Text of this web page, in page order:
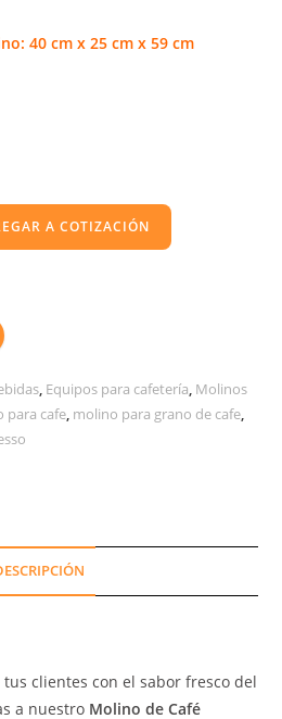
40 cm x 25 cm x 59 cm
A COTIZACIÓN
Equipos para cafetería Molinos
para cafe molino para grano de cafe
clientes con el sabor fresco del
a nuestro Molino de Café